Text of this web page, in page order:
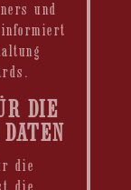
und
DIE
die